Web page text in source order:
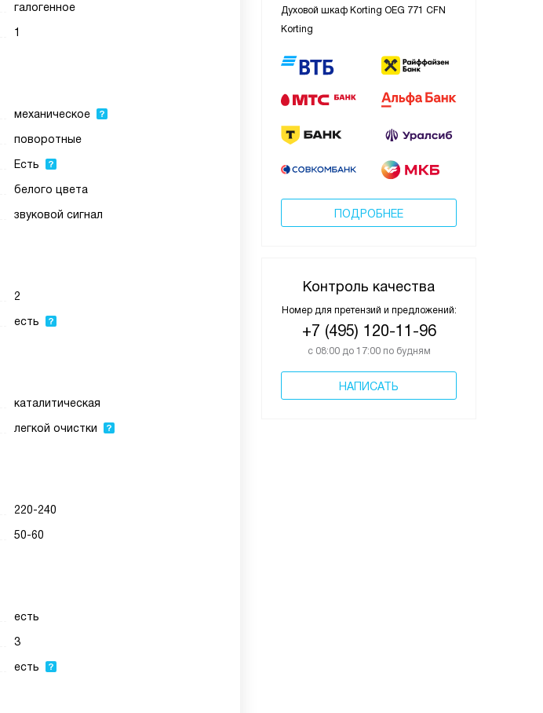
Духовой шкаф Korting OEG 771 CFN
Korting
ПОДРОБНЕЕ
Контроль качества
Номер для претензий и предложений:
+7 (495) 120-11-96
с 08:00 до 17:00 по будням
НАПИСАТЬ
галогенное
1
механическое
поворотные
Есть
белого цвета
звуковой сигнал
2
есть
каталитическая
легкой очистки
220-240
50-60
есть
3
есть